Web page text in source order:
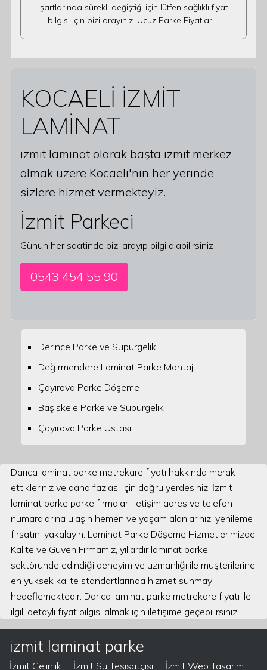
şartlarında sürekli değiştiği için lütfen sağlıklı fiyat
bilgisi için bizi arayınız. Ucuz Parke Fiyatları…
KOCAELİ İZMİT
LAMİNAT
izmit laminat olarak başta izmit merkez
olmak üzere Kocaeli'nin her yerinde
sizlere hizmet vermekteyiz.
İzmit Parkeci
Günün her saatinde bizi arayıp bilgi alabilirsiniz
0543 454 55 90
Derince Parke ve Süpürgelik
Değirmendere Laminat Parke Montajı
Çayırova Parke Döşeme
Başiskele Parke ve Süpürgelik
Çayırova Parke Ustası
Darıca laminat parke metrekare fiyatı hakkında merak
ettikleriniz ve daha fazlası için doğru yerdesiniz! İzmit
laminat parke parke firmaları iletişim adres ve telefon
numaralarına ulaşın hemen ve yaşam alanlarınızı yenileme
fırsatını yakalayın. Laminat Parke Döşeme Hizmetlerimizde
Kalite ve Güven Firmamız, yıllardır laminat parke
sektöründe edindiği deneyim ve uzmanlığı ile müşterilerine
en yüksek kalite standartlarında hizmet sunmayı
hedeflemektedir. Darıca laminat parke metrekare fiyatı ile
ilgili detaylı fiyat bilgisi almak için iletişime geçebilirsiniz.
izmit laminat parke
İzmit Gelinlik İzmit Su Tesisatçısı İzmit Web Tasarım